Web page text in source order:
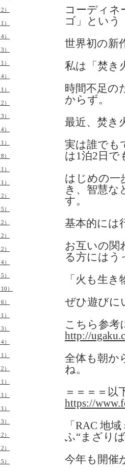
コーディネ
ゴ」という
世界初の新
私は「焚き
時間不足の
からず。
最近、焚き
実は誰でも
は1泊2日で
はじめの一
き、智慧な
す。
基本的には
お互いの関
る方にはう
「火も生
ぜひ遊びに
こちら参考
http://
全体も朝か
ね。
＝＝＝＝以
https://
「RAC 地
ふ“まざり
今年も開催
）
）
）
）
）
）
）
）
）
）
）
）
）
）
）
）
）
）
）
）
）
）
）
）
）
）
）
）
）
）
）
）
）
）
）